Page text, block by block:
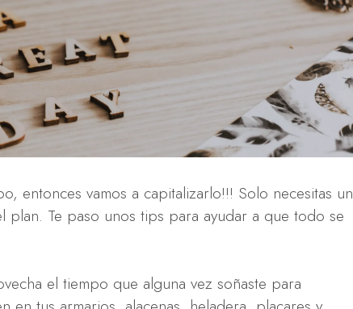
entonces vamos a capitalizarlo!!! Solo necesitas un
Te paso unos tips para ayudar a que todo se
el tiempo que alguna vez soñaste para